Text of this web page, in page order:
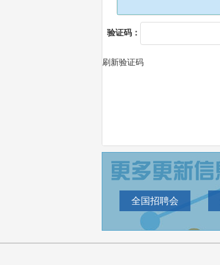
验证码：
刷新验证码
全国招聘会